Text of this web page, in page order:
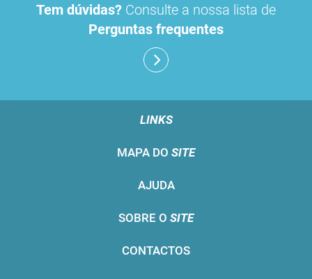
Tem dúvidas? Consulte a nossa lista de
Perguntas frequentes
LINKS
MAPA DO SITE
AJUDA
SOBRE O SITE
CONTACTOS